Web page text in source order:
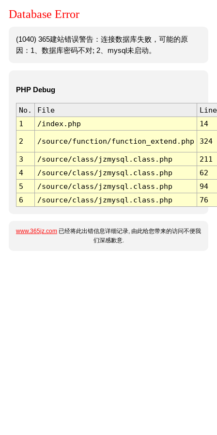
Database Error
(1040) 365建站错误警告：连接数据库失败，可能的原
因：1、数据库密码不对; 2、mysql未启动。
PHP Debug
No. File
Line
1
/index.php 14
2 /source/function/function_extend.php 324
3 /source/class/jzmysql.class.php
211
4
/source/class/jzmysql.class.php
62
5
/source/class/jzmysql.class.php
94
6
/source/class/jzmysql.class.php 76
www.365jz.com 已经将此出错信息详细记录, 由此给您带来的访问不便我
们深感歉意.